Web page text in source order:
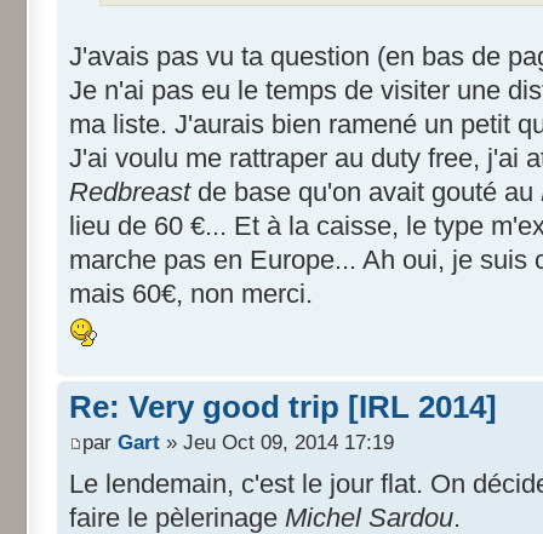
J'avais pas vu ta question (en bas de
Je n'ai pas eu le temps de visiter une
ma liste. J'aurais bien ramené un petit
J'ai voulu me rattraper au duty free, j'ai
Redbreast de base qu'on avait gouté au
lieu de 60 €... Et à la caisse, le type
marche pas en Europe... Ah oui, je suis
mais 60€, non merci.
Re: Very good trip [IRL 2014]
par Gart » Jeu Oct 09, 2014 17:19
Le lendemain, c'est le jour flat. On
faire le pèlerinage Michel Sardou.